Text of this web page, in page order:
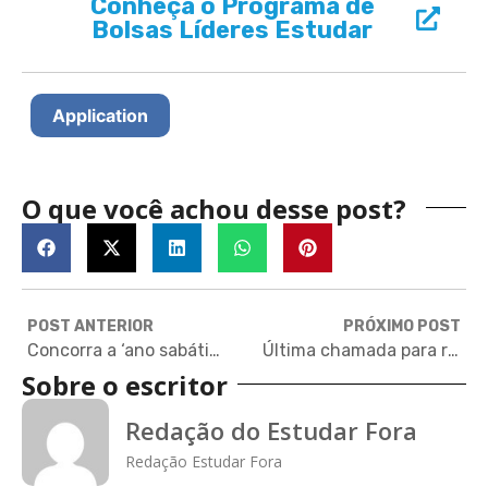
Conheça o Programa de
Bolsas Líderes Estudar
Application
O que você achou desse post?
POST ANTERIOR
Concorra a ‘ano sabático’ na Austrália
PRÓXIMO POST
Última chamada para realizar sua inscrição na Universidade Minerva
Sobre o escritor
Redação do Estudar Fora
Redação Estudar Fora